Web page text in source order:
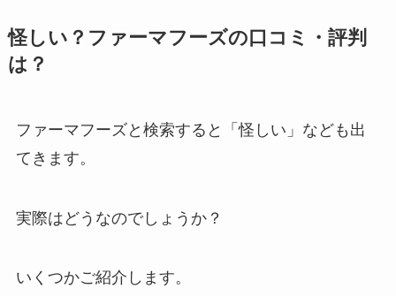
怪しい？ファーマフーズの口コミ・評判
は？
ファーマフーズと検索すると「怪しい」なども出
てきます。
実際はどうなのでしょうか？
いくつかご紹介します。